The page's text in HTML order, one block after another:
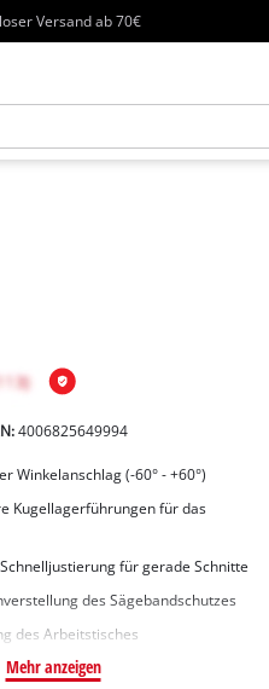
Versand ab 70€
4006825649994
Winkelanschlag (-60° - +60°)
Kugellagerführungen für das
für gerade Schnitte
des Sägebandschutzes
des Arbeitstisches
Mehr anzeigen